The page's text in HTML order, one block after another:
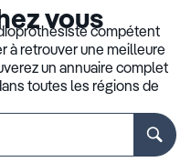
vouscompétent
à retrouver une meilleure
un annuaire complet
toutes les régions de